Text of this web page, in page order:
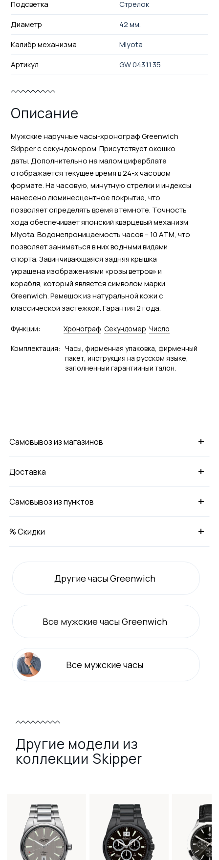
Подсветка
Стрелок
Диаметр
42 мм.
Калибр механизма
Miyota
Артикул
GW 043.11.35
Описание
Мужские наручные часы-хронограф Greenwich
Skipper с секундомером. Присутствует окошко
даты. Дополнительно на малом циферблате
отображается текущее время в 24-х часовом
формате. На часовую, минутную стрелки и индексы
нанесено люминесцентное покрытие, что
позволяет определять время в темноте. Точность
хода обеспечивает японский кварцевый механизм
Miyota. Водонепроницаемость часов – 10 АТМ, что
позволяет заниматься в них водными видами
спорта. Завинчивающаяся задняя крышка
украшена изображениями «розы ветров» и
корабля, который является символом марки
Greenwich. Ремешок из натуральной кожи с
классической застежкой. Гарантия 2 года.
Функции: Хронограф Секундомер Число
Комплектация: Часы, фирменная упаковка, фирменный
пакет, инструкция на русском языке,
заполненный гарантийный талон.
+
Самовывоз из магазинов
+
Доставка
+
Самовывоз из пунктов
+
% Скидки
Другие часы Greenwich
Все мужские часы Greenwich
Все мужские часы
Другие модели из
коллекции Skipper